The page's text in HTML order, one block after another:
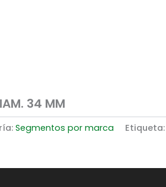
34 MM
Segmentos por marca Etiqueta: